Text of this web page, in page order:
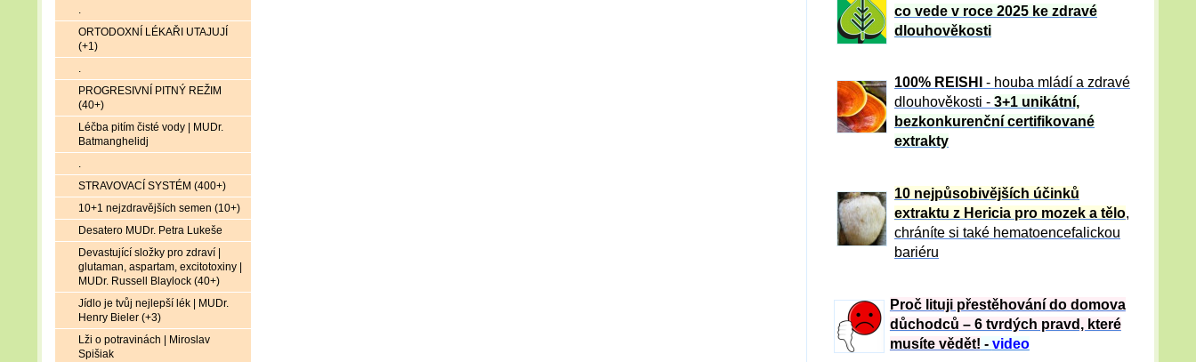
co vede v roce 2025 ke zdravé
dlouhověkosti
100% REISHI
- houba mládí a zdravé
dlouhověkosti - 3+1 unikátní,
bezkonkurenční certifikované
extrakty
10 nejpůsobivějších účinků
extraktu z Hericia pro mozek a tělo,
chráníte si také hematoencefalickou
bariéru
Proč lituji přestěhování do domova
důchodců – 6 tvrdých pravd, které
musíte vědět! - video
.
ORTODOXNÍ LÉKAŘI UTAJUJÍ
(+1)
.
PROGRESIVNÍ PITNÝ REŽIM
(40+)
Léčba pitím čisté vody | MUDr.
Batmanghelidj
.
STRAVOVACÍ SYSTÉM (400+)
10+1 nejzdravějších semen (10+)
Desatero MUDr. Petra Lukeše
Devastující složky pro zdraví |
glutaman, aspartam, excitotoxiny |
MUDr. Russell Blaylock (40+)
Jídlo je tvůj nejlepší lék | MUDr.
Henry Bieler (+3)
Lži o potravinách | Miroslav
Spišiak